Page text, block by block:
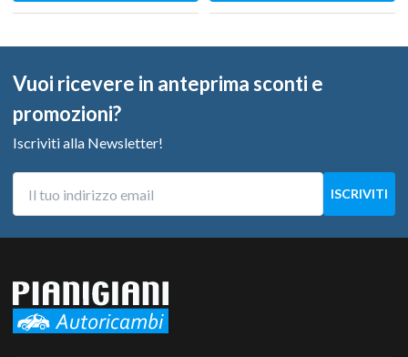
Vuoi ricevere in anteprima sconti e
promozioni?
Iscriviti alla Newsletter!